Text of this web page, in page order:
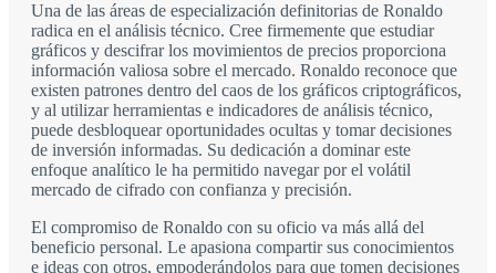
Una de las áreas de especialización definitorias de Ronaldo
radica en el análisis técnico. Cree firmemente que estudiar
gráficos y descifrar los movimientos de precios proporciona
información valiosa sobre el mercado. Ronaldo reconoce que
existen patrones dentro del caos de los gráficos criptográficos,
y al utilizar herramientas e indicadores de análisis técnico,
puede desbloquear oportunidades ocultas y tomar decisiones
de inversión informadas. Su dedicación a dominar este
enfoque analítico le ha permitido navegar por el volátil
mercado de cifrado con confianza y precisión.
El compromiso de Ronaldo con su oficio va más allá del
beneficio personal. Le apasiona compartir sus conocimientos
e ideas con otros, empoderándolos para que tomen decisiones